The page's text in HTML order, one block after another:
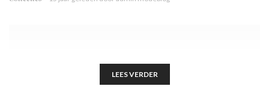
LEES VERDER